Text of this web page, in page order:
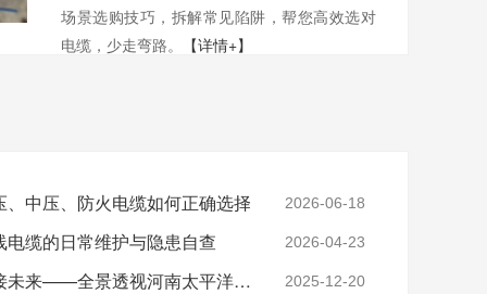
场景选购技巧，拆解常见陷阱，帮您高效选对
电缆，少走弯路。
【详情+】
中压、防火电缆如何正确选择 2026-06-18
缆的日常维护与隐患自查 2026-04-23
实力铸就信任，匠心连接未来——全景透视河南太平洋电缆厂 2025-12-20